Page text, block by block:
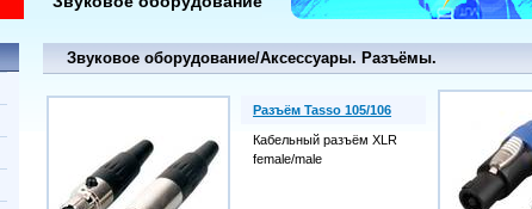
Звуковое оборудование/Аксессуары. Разъёмы.
Разъём Tasso 105/106
Кабельный разъём XLR
female/male